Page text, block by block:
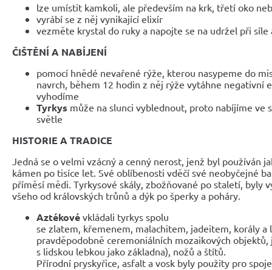
lze umístit kamkoli, ale především na krk, třetí oko
vyrábí se z něj vynikající elixír
vezměte krystal do ruky a napojte se na udržel při síle
ČIŠTĚNÍ A NABÍJENÍ
pomocí hnědé nevařené rýže, kterou nasypeme do
navrch, během 12 hodin z něj rýže vytáhne negativní
vyhodíme
Tyrkys může na slunci vyblednout, proto nabíjíme ve
světle
HISTORIE A TRADICE
Jedná se o velmi vzácný a cenný nerost, jenž byl používán
kámen po tisíce let. Své oblíbenosti vděčí své neobyčejné
příměsí mědi. Tyrkysové skály, zbožňované po staletí, byly
všeho od královských trůnů a dýk po šperky a poháry.
Aztékové vkládali tyrkys spolu
se zlatem, křemenem, malachitem, jadeitem, korály a
pravděpodobně ceremoniálních mozaikových
s lidskou lebkou jako základna), nožů a štítů.
Přírodní pryskyřice, asfalt a vosk byly použity pro